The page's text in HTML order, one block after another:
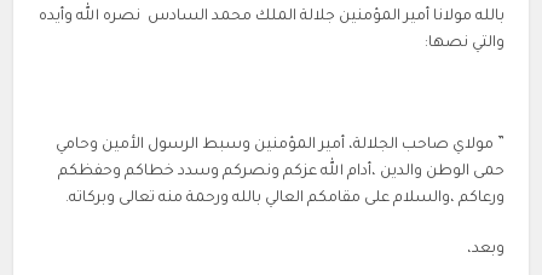
بالله مولانا أمير المؤمنين جلالة الملك محمد السادس نصره الله وأيده
والتي نصها:
” مولاي صاحب الجلالة، أمير المؤمنين وسبط الرسول الأمين وحامي
حمى الوطن والدين ،أدام الله عزكم ونصركم وسدد خطاكم وحفظكم
ورعاكم ،والسلام على مقامكم العالي بالله ورحمة منه تعالى وبركاته.
وبعد،